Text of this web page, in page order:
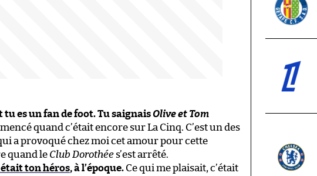
tu es un fan de foot. Tu saignaisOlive et Tom
quand c’était encore sur La Cinq. C’est un des
a provoqué chez moi cet amour pour cette
quand le Club Dorothée s’est arrêté.
ton héros, à l’époque. Ce qui me plaisait, c’était